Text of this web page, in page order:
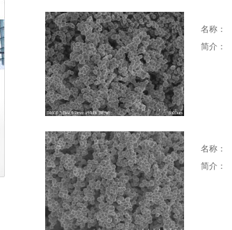
名称：
简介：
名称：
简介：